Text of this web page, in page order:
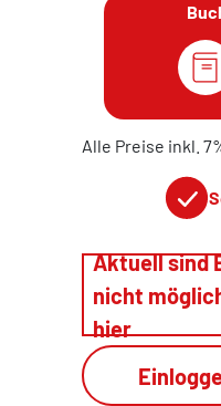
Alle Preise inkl.
Aktuell sind
nicht
hier